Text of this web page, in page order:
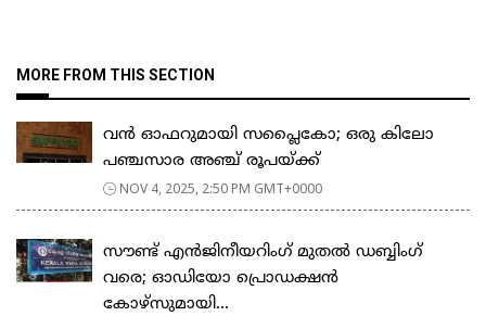
MORE FROM THIS SECTION
വൻ ഓഫറുമായി സപ്ലൈകോ; ഒരു കിലോ
പഞ്ചസാര അഞ്ച് രൂപയ്ക്ക്
NOV 4, 2025, 2:50 PM GMT+0000
സൗണ്ട് എൻജിനീയറിംഗ് മുതൽ ഡബ്ബിംഗ്
വരെ; ഓഡിയോ പ്രൊഡക്ഷൻ
കോഴ്‌സുമായി...